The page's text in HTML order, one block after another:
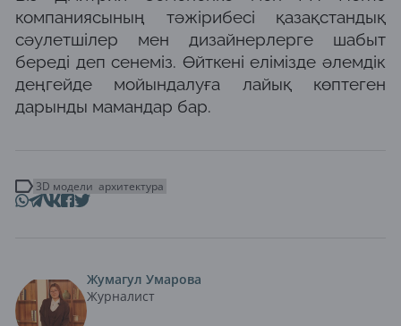
компаниясының тәжірибесі қазақстандық
сәулетшілер мен дизайнерлерге шабыт
береді деп сенеміз. Өйткені елімізде әлемдік
деңгейде мойындалуға лайық көптеген
дарынды мамандар бар.
3D модели архитектура
Жумагул Умарова
Журналист